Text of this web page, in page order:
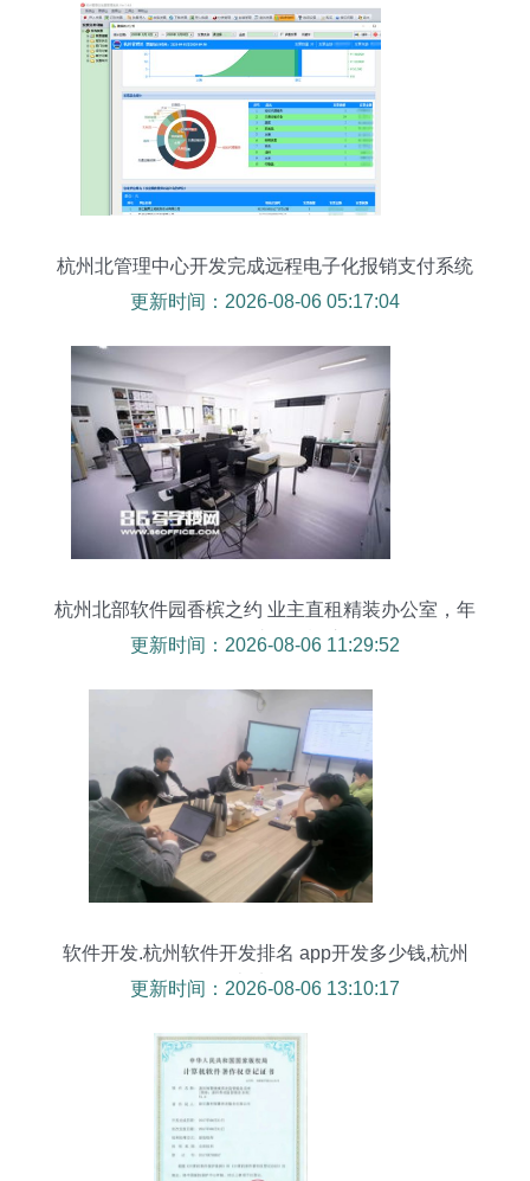
杭州北管理中心开发完成远程电子化报销支付系统
更新时间：2026-08-06 05:17:04
杭州北部软件园香槟之约 业主直租精装办公室，年
租金2.5万起，助您轻松注册公司
更新时间：2026-08-06 11:29:52
软件开发.杭州软件开发排名 app开发多少钱,杭州
本地app
更新时间：2026-08-06 13:10:17